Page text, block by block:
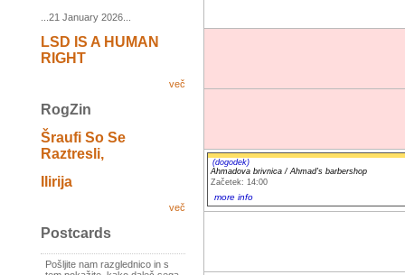
...21 January 2026...
LSD IS A HUMAN
RIGHT
več
RogZin
Šraufi So Se
Raztresli,
Ilirija
več
Postcards
Pošljite nam razglednico in s
(dogodek)
Ahmadova brivnica / Ahmad's barbershop
Začetek: 14:00
more info